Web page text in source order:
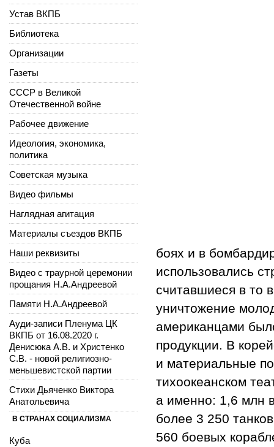
боях и в
использовались
считавшиеся в то
уничтожение
американцами
продукции. В
и материальные
тихоокеанском
а именно: 1,6 млн
более 3 250
560 боевых
Устав ВКПБ
Библиотека
Организации
Газеты
СССР в Великой
Отечественной войне
Рабочее движение
Идеология, экономика,
политика
Советская музыка
Видео фильмы
Наглядная агитация
Материалы съездов ВКПБ
Наши реквизиты
Видео с траурной церемонии
прощания Н.А.Андреевой
Памяти Н.А.Андреевой
Ауди-записи Пленума ЦК
ВКПБ от 16.08.2020 г.
Денисюка А.В. и Христенко
С.В. - новой религиозно-
меньшевистской партии
Стихи Дьяченко Виктора
Анатольевича
В СТРАНАХ СОЦИАЛИЗМА
Куба